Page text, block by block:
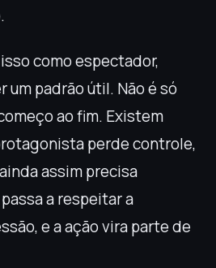
como espectador,
um padrão útil. Não é só
ao fim. Existem
perde controle,
assim precisa
a respeitar a
e a ação vira parte de